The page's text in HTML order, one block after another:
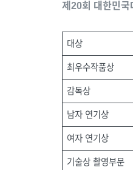
제20회 대한민국
대상
최우수작품상
감독상
남자 연기상
여자 연기상
기술상 촬영부문